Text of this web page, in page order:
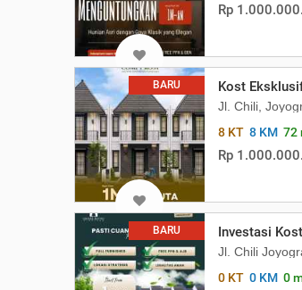
Rp
BARU Kost
Jl. Chili,
8 KT 8 KM 72
Rp
BARU Investasi
Jl. Chili
0 KT 0 KM 0